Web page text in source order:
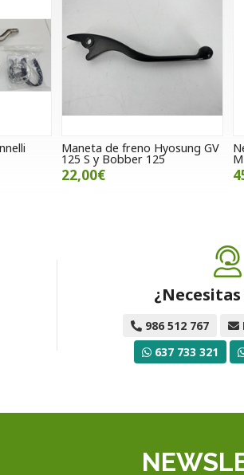
Maneta de freno Hyosung GV
125 S y Bobber 125
22,00€
986 512 767
637 733 321